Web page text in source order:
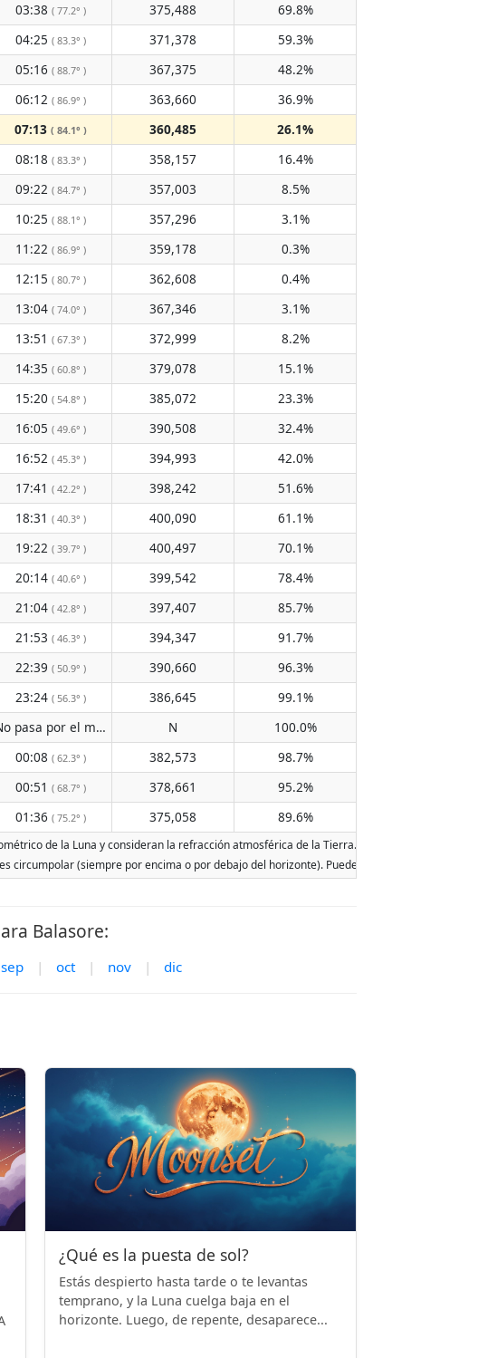
03:38 ( 77.2° ) 375,488
69.8%
04:25 ( 83.3° ) 371,378
59.3%
05:16 ( 88.7° ) 367,375
48.2%
06:12 ( 86.9° ) 363,660
36.9%
07:13 ( 84.1° ) 360,485
26.1%
08:18 ( 83.3° ) 358,157
16.4%
09:22 ( 84.7° ) 357,003
8.5%
10:25 ( 88.1° ) 357,296
3.1%
11:22 ( 86.9° ) 359,178
0.3%
12:15 ( 80.7° ) 362,608
0.4%
13:04 ( 74.0° ) 367,346
3.1%
13:51 ( 67.3° ) 372,999
8.2%
14:35 ( 60.8° ) 379,078
15.1%
15:20 ( 54.8° ) 385,072
23.3%
16:05 ( 49.6° ) 390,508
32.4%
16:52 ( 45.3° ) 394,993
42.0%
17:41 ( 42.2° ) 398,242
51.6%
18:31 ( 40.3° ) 400,090
61.1%
19:22 ( 39.7° ) 400,497
70.1%
20:14 ( 40.6° ) 399,542
78.4%
21:04 ( 42.8° ) 397,407
85.7%
21:53 ( 46.3° ) 394,347
91.7%
22:39 ( 50.9° ) 390,660
96.3%
23:24 ( 56.3° ) 386,645
99.1%
No pasa por el meridiano N
100.0%
00:08 ( 62.3° ) 382,573
98.7%
00:51 ( 68.7° ) 378,661
95.2%
01:36 ( 75.2° ) 375,058 89.6%
de la Luna y consideran la refracción atmosférica de la Tierra. Las fechas se
(siempre por encima o por debajo del horizonte). Pueden ocurrir dos salidas
Balasore:
sep | oct | nov | dic
¿Qué es la puesta de sol?
Estás despierto hasta tarde o te levantas
temprano, y la Luna cuelga baja en el
horizonte. Luego, de repente, desaparece...